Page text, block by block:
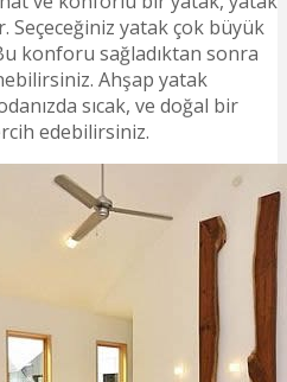
Seçeceğiniz yatak çok büyük
konforu sağladıktan sonra
Ahşap yatak
sıcak, ve doğal bir
edebilirsiniz.